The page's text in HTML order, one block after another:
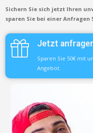
Sichern Sie sich jetzt Ihren
sparen Sie bei einer Anfragen
Jetzt
Sparen Sie 50€ mit
Angebot.